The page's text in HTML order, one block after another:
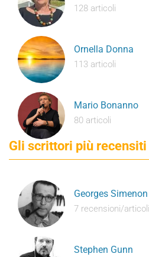
128 articoli
Ornella Donna
113 articoli
Mario Bonanno
80 articoli
Gli scrittori più
Georges Simenon
7 recensioni/articoli
Stephen Gunn